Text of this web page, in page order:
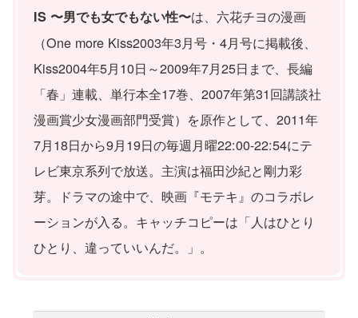
IS 〜男でも女でもない性〜は、六花チヨの漫画
（One more Kiss2003年3月号・4月号に掲載後、
Kiss2004年5月10日～2009年7月25日まで、長編
「春」連載、単行本全17巻、2007年第31回講談社
漫画賞少女漫画部門受賞）を原作として、2011年
7月18日から9月19日の毎週月曜22:00-22:54にテ
レビ東京系列で放送。主演は福田沙紀と剛力彩
芽。ドラマの途中で、映画『モテキ』のコラボレ
ーションが入る。キャッチコピーは「人はひとり
ひとり、違っていいんだ。」。